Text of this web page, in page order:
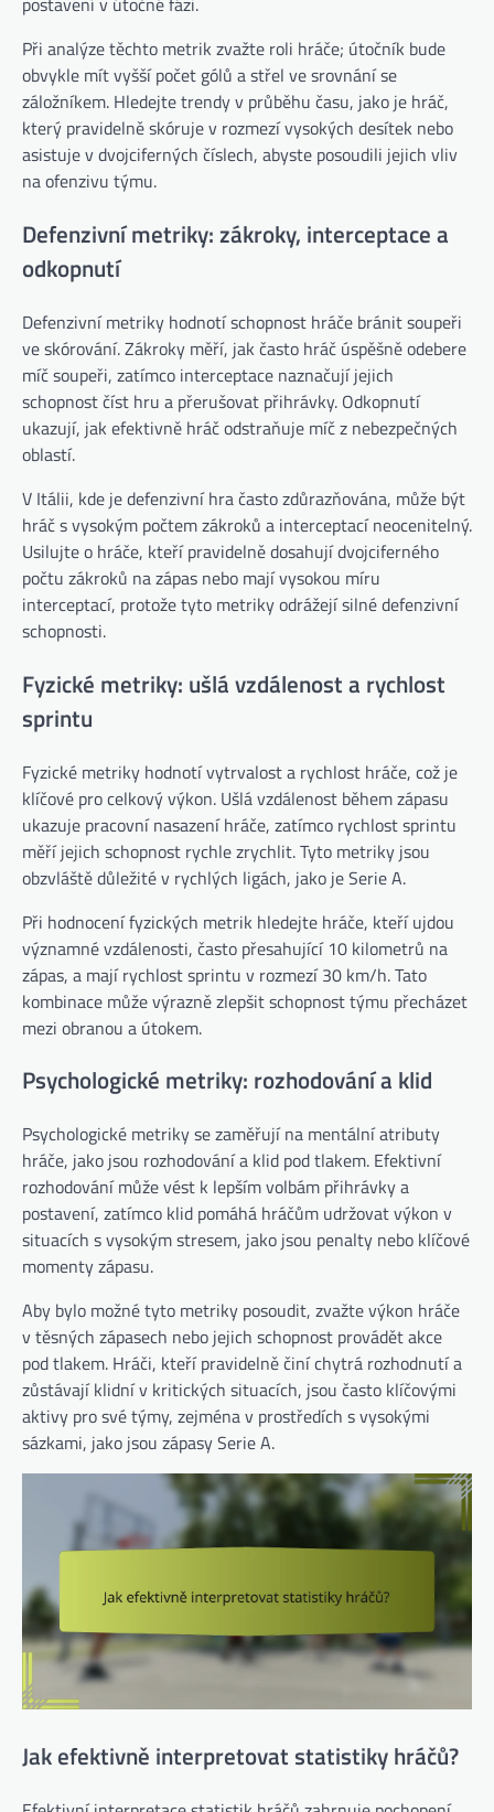
Při analýze těchto metrik zvažte roli hráče; útočník bude
obvykle mít vyšší počet gólů a střel ve srovnání se
záložníkem. Hledejte trendy v průběhu času, jako je hráč,
který pravidelně skóruje v rozmezí vysokých desítek nebo
asistuje v dvojciferných číslech, abyste posoudili jejich vliv
na ofenzivu týmu.
Defenzivní metriky: zákroky, interceptace a
odkopnutí
Defenzivní metriky hodnotí schopnost hráče bránit soupeři
ve skórování. Zákroky měří, jak často hráč úspěšně odebere
míč soupeři, zatímco interceptace naznačují jejich
schopnost číst hru a přerušovat přihrávky. Odkopnutí
ukazují, jak efektivně hráč odstraňuje míč z nebezpečných
oblastí.
V Itálii, kde je defenzivní hra často zdůrazňována, může být
hráč s vysokým počtem zákroků a interceptací neocenitelný.
Usilujte o hráče, kteří pravidelně dosahují dvojciferného
počtu zákroků na zápas nebo mají vysokou míru
interceptací, protože tyto metriky odrážejí silné defenzivní
schopnosti.
Fyzické metriky: ušlá vzdálenost a rychlost
sprintu
Fyzické metriky hodnotí vytrvalost a rychlost hráče, což je
klíčové pro celkový výkon. Ušlá vzdálenost během zápasu
ukazuje pracovní nasazení hráče, zatímco rychlost sprintu
měří jejich schopnost rychle zrychlit. Tyto metriky jsou
obzvláště důležité v rychlých ligách, jako je Serie A.
Při hodnocení fyzických metrik hledejte hráče, kteří ujdou
významné vzdálenosti, často přesahující 10 kilometrů na
zápas, a mají rychlost sprintu v rozmezí 30 km/h. Tato
kombinace může výrazně zlepšit schopnost týmu přecházet
mezi obranou a útokem.
Psychologické metriky: rozhodování a klid
Psychologické metriky se zaměřují na mentální atributy
hráče, jako jsou rozhodování a klid pod tlakem. Efektivní
rozhodování může vést k lepším volbám přihrávky a
postavení, zatímco klid pomáhá hráčům udržovat výkon v
situacích s vysokým stresem, jako jsou penalty nebo klíčové
momenty zápasu.
Aby bylo možné tyto metriky posoudit, zvažte výkon hráče
v těsných zápasech nebo jejich schopnost provádět akce
pod tlakem. Hráči, kteří pravidelně činí chytrá rozhodnutí a
zůstávají klidní v kritických situacích, jsou často klíčovými
aktivy pro své týmy, zejména v prostředích s vysokými
sázkami, jako jsou zápasy Serie A.
Jak efektivně interpretovat statistiky hráčů?